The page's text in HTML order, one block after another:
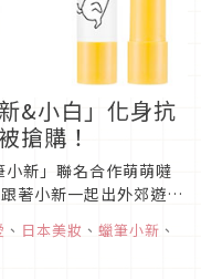
&小白」化身抗
搶購！
新」聯名合作萌萌噠
著小新一起出外郊遊，
喊「通通帶回家」！
、 日本美妝 、 蠟筆小新 、